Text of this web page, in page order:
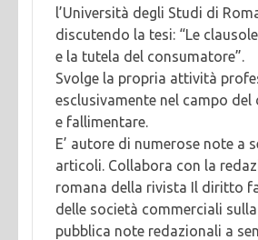
l’Università degli Studi di
discutendo la tesi: “Le
e la tutela del consumatore”.
Svolge la propria attività
esclusivamente nel campo
e fallimentare.
E’ autore di numerose note a
articoli. Collabora con la
romana della rivista Il diritto
delle società commerciali
pubblica note redazionali a